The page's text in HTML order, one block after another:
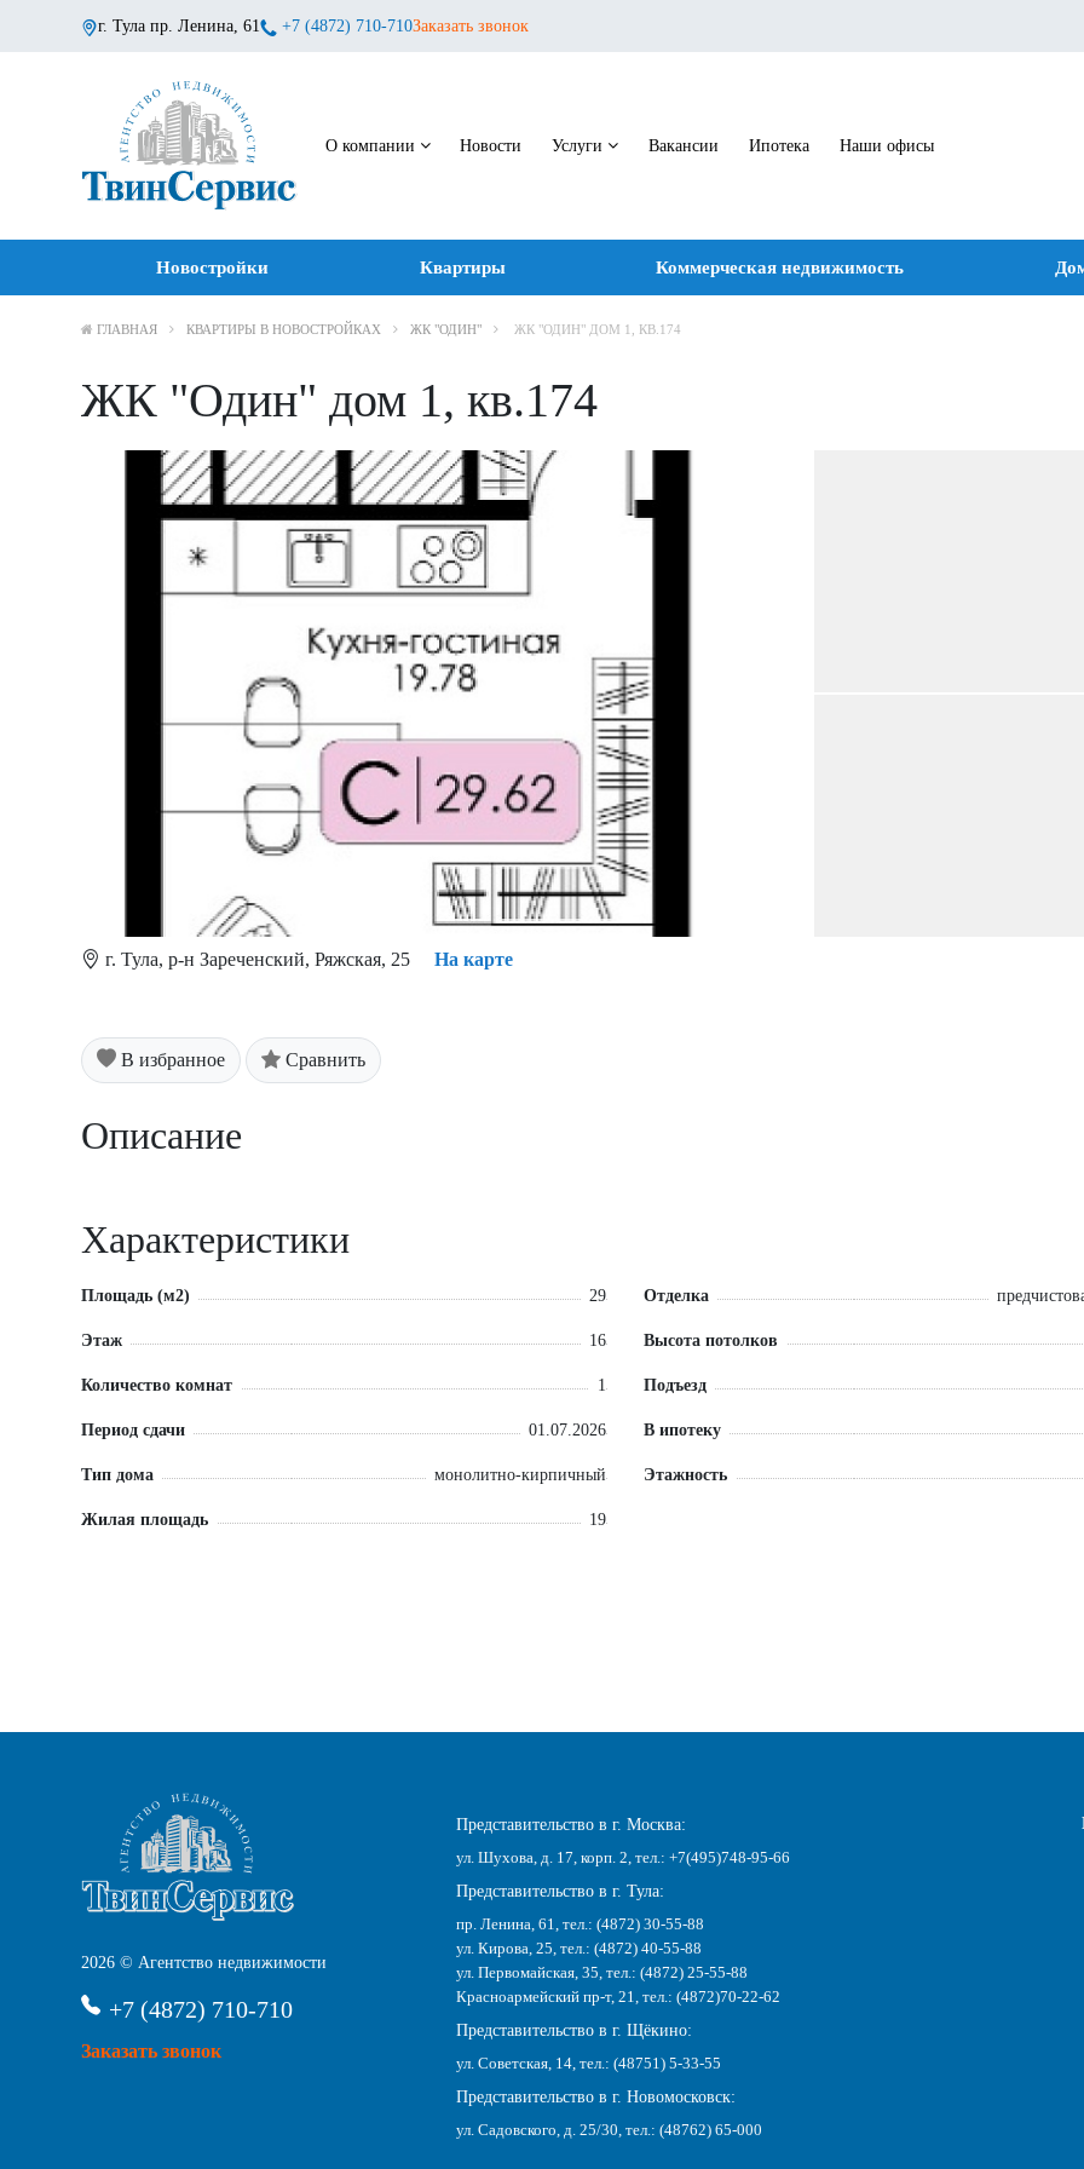
г. Тула пр. Ленина, 61 +7 (4872) 710-710Заказать звонок
О компании Новости Услуги Вакансии Ипотека Наши офисы
Новостройки Квартиры Коммерческая недвижимость
ГЛАВНАЯ КВАРТИРЫ В НОВОСТРОЙКАХ ЖК "ОДИН" ЖК "ОДИН" ДОМ 1, КВ.174
ЖК "Один" дом 1, кв.174
г. Тула, р-н Зареченский, Ряжская, 25 На карте
В избранное Сравнить
Описание
Характеристики
Площадь (м2) 29
Этаж 16
Количество комнат 1
Период сдачи 01.07.2026
Тип дома монолитно-кирпичный
Жилая площадь 19
Отделка
Высота потолков
Подъезд
В ипотеку
Этажность
2026 © Агентство недвижимости
+7 (4872) 710-710
Заказать звонок
Представительство в г. Москва:
ул. Шухова, д. 17, корп. 2, тел.: +7(495)748-95-66
Представительство в г. Тула:
пр. Ленина, 61, тел.: (4872) 30-55-88
ул. Кирова, 25, тел.: (4872) 40-55-88
ул. Первомайская, 35, тел.: (4872) 25-55-88
Красноармейский пр-т, 21, тел.: (4872)70-22-62
Представительство в г. Щёкино:
ул. Советская, 14, тел.: (48751) 5-33-55
Представительство в г. Новомосковск:
ул. Садовского, д. 25/30, тел.: (48762) 65-000